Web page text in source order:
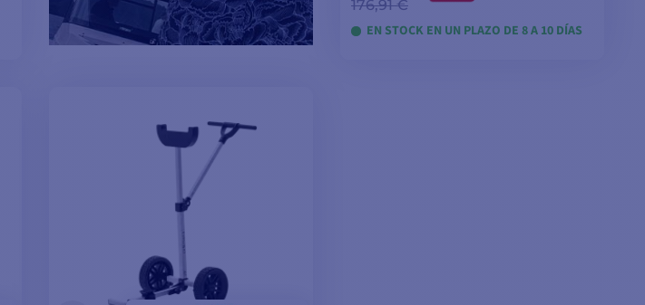
176,91 €
EN STOCK EN UN PLAZO DE 8 A 10 DÍAS